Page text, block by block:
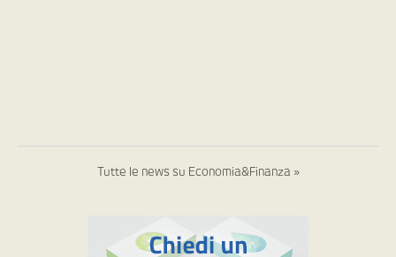
Tutte le news su Economia&Finanza »